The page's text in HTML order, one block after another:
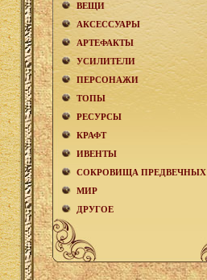
ВЕЩИ
АКCЕСCУАРЫ
АРТЕФАКТЫ
УСИЛИТЕЛИ
ПЕРСОНАЖИ
ТОПЫ
РЕСУРСЫ
КРАФТ
ИВЕНТЫ
СОКРОВИЩА ПРЕДВЕЧНЫХ
МИР
ДРУГОЕ